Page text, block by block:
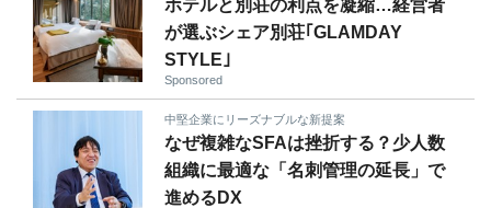
ホテルと別荘の利点を凝縮…経営者
が選ぶシェア別荘｢GLAMDAY
STYLE｣
Sponsored
中堅企業にリーズナブルな新提案
なぜ複雑なSFAは挫折する？少人数
組織に最適な「名刺管理の延長」で
進めるDX